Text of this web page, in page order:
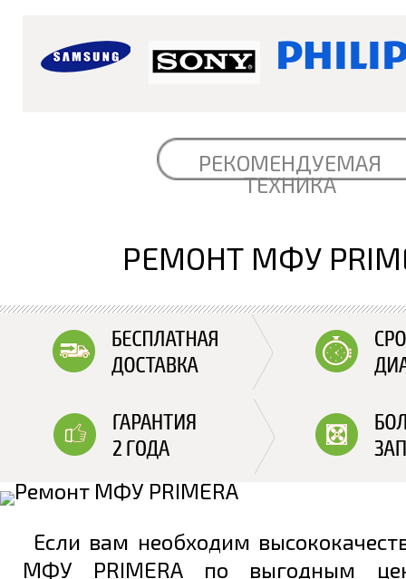
РЕКОМЕНДУЕМАЯ
ТЕХНИКА
РЕМОНТ МФУ
Если вам необходим
МФУ PRIMERA по выгодным